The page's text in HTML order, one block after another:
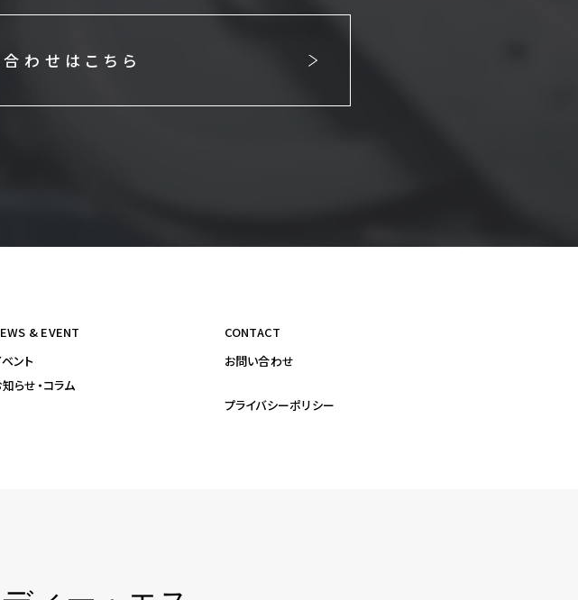
わせはこちら
& EVENT
ント
らせ・コラム
CONTACT
お問い合わせ
プライバシーポリシー